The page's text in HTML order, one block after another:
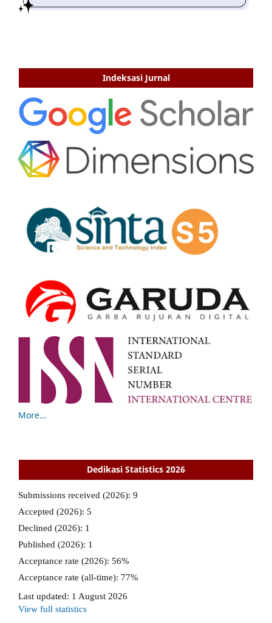
Indeksasi Jurnal
More...
Dedikasi Statistics 2026